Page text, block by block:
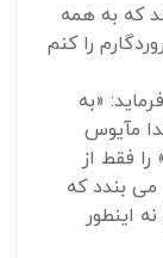
که به همه
را کنم
«به
مآیوس
فقط از
بندد که
اینطور